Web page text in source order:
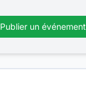
Publier un événement